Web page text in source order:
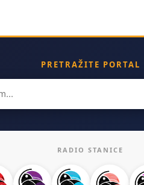
PRETRAŽITE PORTAL
RADIO STANICE